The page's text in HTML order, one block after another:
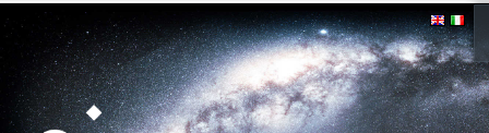
Strumenti
personali
Salta
contenuti.
|